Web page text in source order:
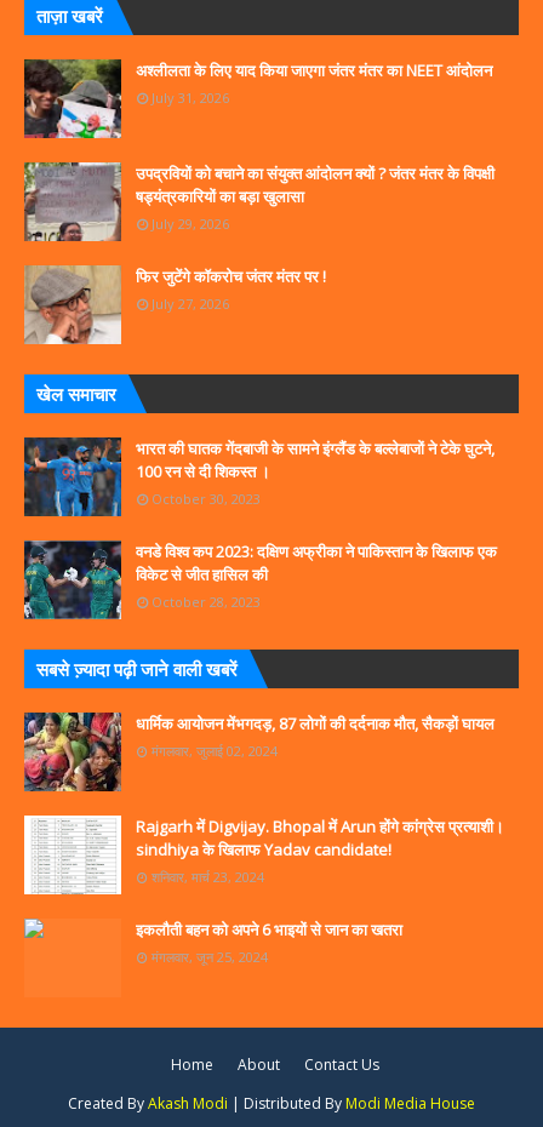
ताज़ा खबरें
अश्लीलता के लिए याद किया जाएगा जंतर मंतर का NEET आंदोलन
July 31, 2026
उपद्रवियों को बचाने का संयुक्त आंदोलन क्यों ? जंतर मंतर के विपक्षी
षड्यंत्रकारियों का बड़ा खुलासा
July 29, 2026
फिर जुटेंगे कॉकरोच जंतर मंतर पर !
July 27, 2026
खेल समाचार
भारत की घातक गेंदबाजी के सामने इंग्लैंड के बल्लेबाजों ने टेके घुटने,
100 रन से दी शिकस्त ।
October 30, 2023
वनडे विश्व कप 2023: दक्षिण अफ्रीका ने पाकिस्तान के खिलाफ एक
विकेट से जीत हासिल की
October 28, 2023
सबसे ज्‍़यादा पढ़ी जाने वाली खबरें
धार्मिक आयोजन मेंभगदड़, 87 लोगों की दर्दनाक मौत, सैकड़ों घायल
मंगलवार, जुलाई 02, 2024
Rajgarh में Digvijay. Bhopal में Arun होंगे कांग्रेस प्रत्याशी।
sindhiya के खिलाफ Yadav candidate!
शनिवार, मार्च 23, 2024
इकलौती बहन को अपने 6 भाइयों से जान का खतरा
मंगलवार, जून 25, 2024
Home About
Contact Us
Created ByAkash Modi | Distributed By Modi Media House